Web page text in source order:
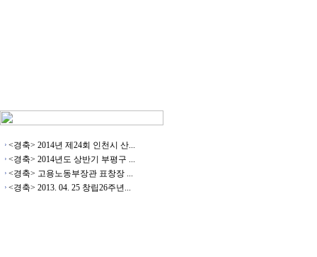
<경축> 2014년 제24회 인천시 산...
<경축> 2014년도 상반기 부평구 ...
<경축> 고용노동부장관 표창장 ...
<경축> 2013. 04. 25 창립26주년...